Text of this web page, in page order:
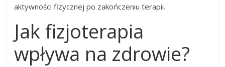
aktywności fizycznej po zakończeniu terapii.
Jak fizjoterapia
wpływa na zdrowie?